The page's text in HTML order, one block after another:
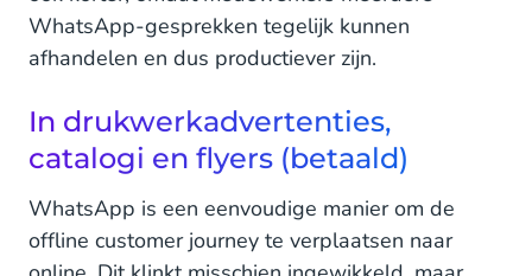
WhatsApp-gesprekken tegelijk kunnen
afhandelen en dus productiever zijn.
In drukwerkadvertenties,
catalogi en flyers (betaald)
WhatsApp is een eenvoudige manier om de
offline customer journey te verplaatsen naar